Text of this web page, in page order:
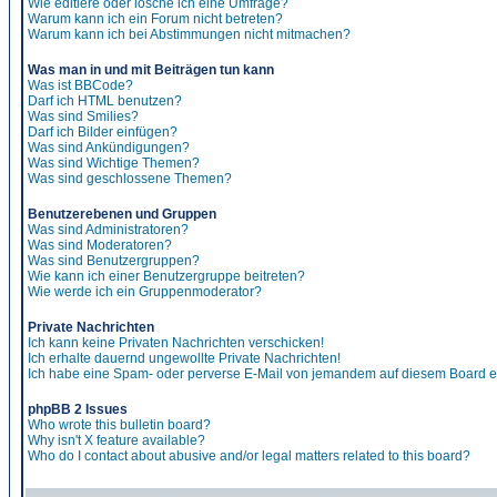
Wie editiere oder lösche ich eine Umfrage?
Warum kann ich ein Forum nicht betreten?
Warum kann ich bei Abstimmungen nicht mitmachen?
Was man in und mit Beiträgen tun kann
Was ist BBCode?
Darf ich HTML benutzen?
Was sind Smilies?
Darf ich Bilder einfügen?
Was sind Ankündigungen?
Was sind Wichtige Themen?
Was sind geschlossene Themen?
Benutzerebenen und Gruppen
Was sind Administratoren?
Was sind Moderatoren?
Was sind Benutzergruppen?
Wie kann ich einer Benutzergruppe beitreten?
Wie werde ich ein Gruppenmoderator?
Private Nachrichten
Ich kann keine Privaten Nachrichten verschicken!
Ich erhalte dauernd ungewollte Private Nachrichten!
Ich habe eine Spam- oder perverse E-Mail von jemandem auf diesem Board
phpBB 2 Issues
Who wrote this bulletin board?
Why isn't X feature available?
Who do I contact about abusive and/or legal matters related to this board?